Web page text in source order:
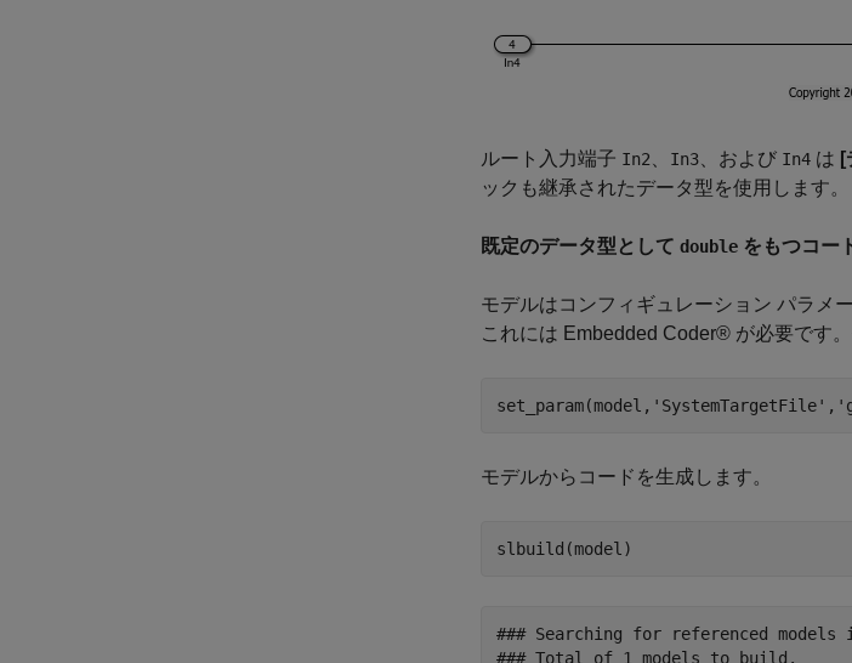
ルート入力端子 In2 In3 、および In4 は [
ックも継承されたデータ型を使用します。
既定のデータ型として double をもつコー
モデルはコンフィギュレーション パラメ
これには Embedded Coder® が必要です。
set_param(model, 'SystemTargetFile' ,
モデルからコードを生成します。
### Searching for referenced models
### Total of 1 models to build.